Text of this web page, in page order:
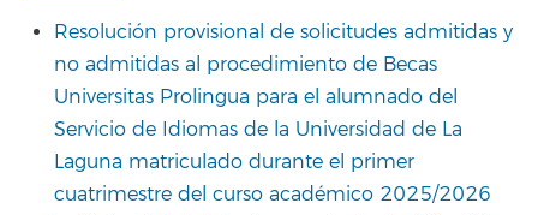
Resolución provisional de solicitudes admitidas y
no admitidas al procedimiento de Becas
Universitas Prolingua para el alumnado del
Servicio de Idiomas de la Universidad de La
Laguna matriculado durante el primer
cuatrimestre del curso académico 2025/2026